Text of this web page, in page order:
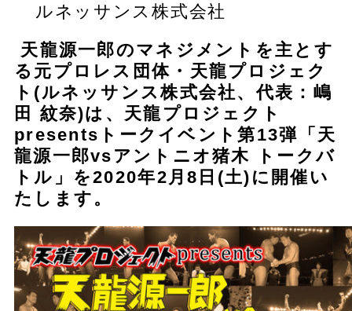
ルネッサンス株式会社
天龍源一郎のマネジメントを主とす
る元プロレス団体・天龍プロジェク
ト(ルネッサンス株式会社、代表：嶋
田 紋奈)は、天龍プロジェクト
presentsトークイベント第13弾「天
龍源一郎vsアントニオ猪木 トークバ
トル」を2020年2月8日(土)に開催い
たします。